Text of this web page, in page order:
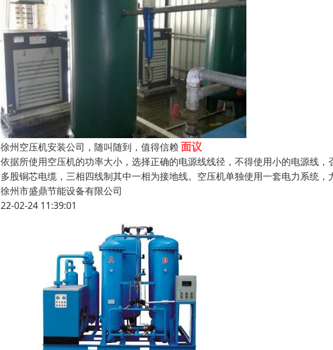
徐州空压机安装公司，随叫随到，值得信赖 面议
依据所使用空压机的功率大小，选择正确的电源线线径，不得使用小的电源线
多股铜芯电缆，三相四线制其中一相为接地线。空压机单独使用一套电力系统
徐州市盛鼎节能设备有限公司
22-02-24 11:39:01